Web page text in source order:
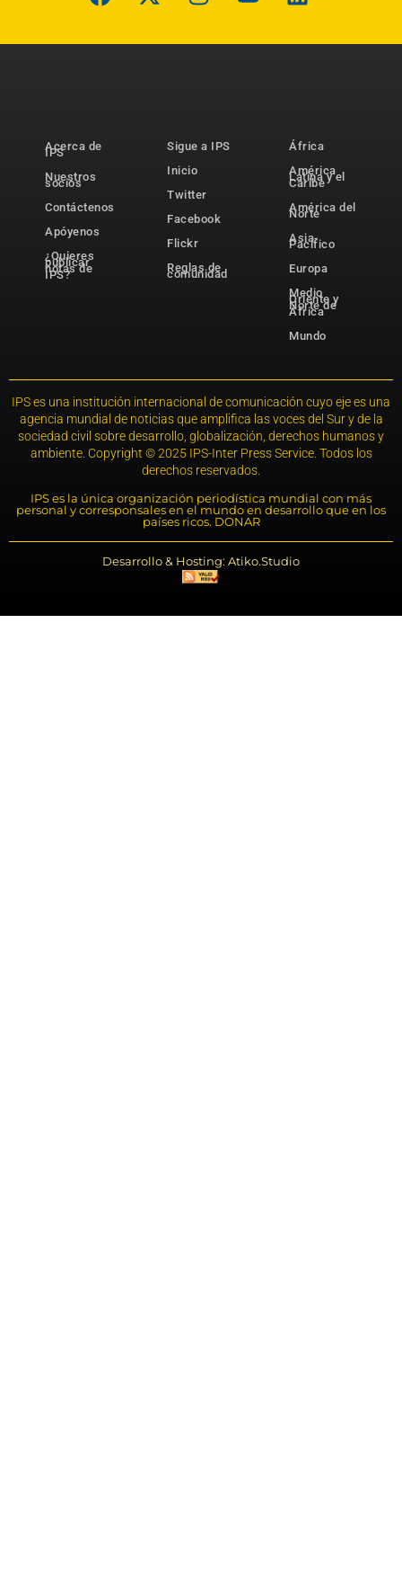
Acerca de
IPS
Nuestros
socios
Contáctenos
Apóyenos
¿Quieres
publicar
notas de
IPS?
Sigue a IPS
Inicio
Twitter
Facebook
Flickr
Reglas de
comunidad
África
América
Latina y el
Caribe
América del
Norte
Asia-
Pacífico
Europa
Medio
Oriente y
Norte de
África
Mundo
IPS es una institución internacional de comunicación cuyo eje es una
agencia mundial de noticias que amplifica las voces del Sur y de la
sociedad civil sobre desarrollo, globalización, derechos humanos y
ambiente. Copyright © 2025 IPS-Inter Press Service. Todos los
derechos reservados.
IPS es la única organización periodística mundial con más
personal y corresponsales en el mundo en desarrollo que en los
países ricos. DONAR
Desarrollo & Hosting: Atiko.Studio